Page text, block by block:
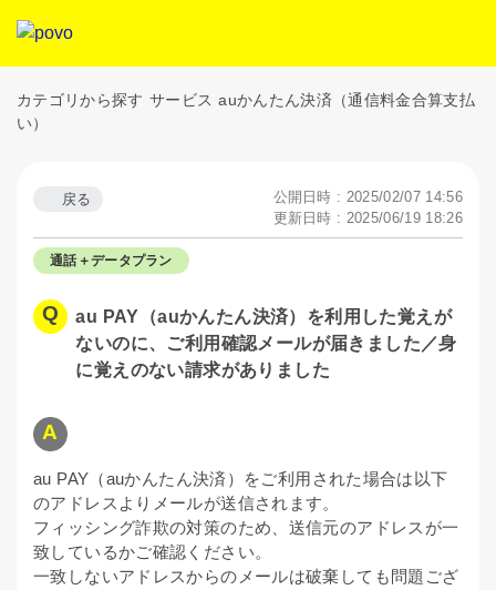
カテゴリから探す サービス auかんたん決済（通信料金合算支払
い）
戻る
公開日時 : 2025/02/07 14:56
更新日時 : 2025/06/19 18:26
通話＋データプラン
au PAY（auかんたん決済）を利用した覚えが
ないのに、ご利用確認メールが届きました／身
に覚えのない請求がありました
au PAY（auかんたん決済）をご利用された場合は以下
のアドレスよりメールが送信されます。
フィッシング詐欺の対策のため、送信元のアドレスが一
致しているかご確認ください。
一致しないアドレスからのメールは破棄しても問題ござ